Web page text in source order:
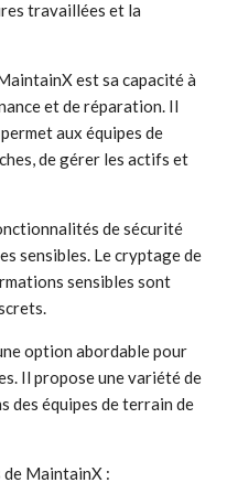
travaillées et la
est sa capacité à
et de réparation. Il
aux équipes de
de gérer les actifs et
de sécurité
sensibles. Le cryptage de
sensibles sont
option abordable pour
Il propose une variété de
des équipes de terrain de
de MaintainX :